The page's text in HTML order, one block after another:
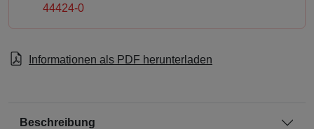
44424-0
Informationen als PDF herunterladen
Beschreibung